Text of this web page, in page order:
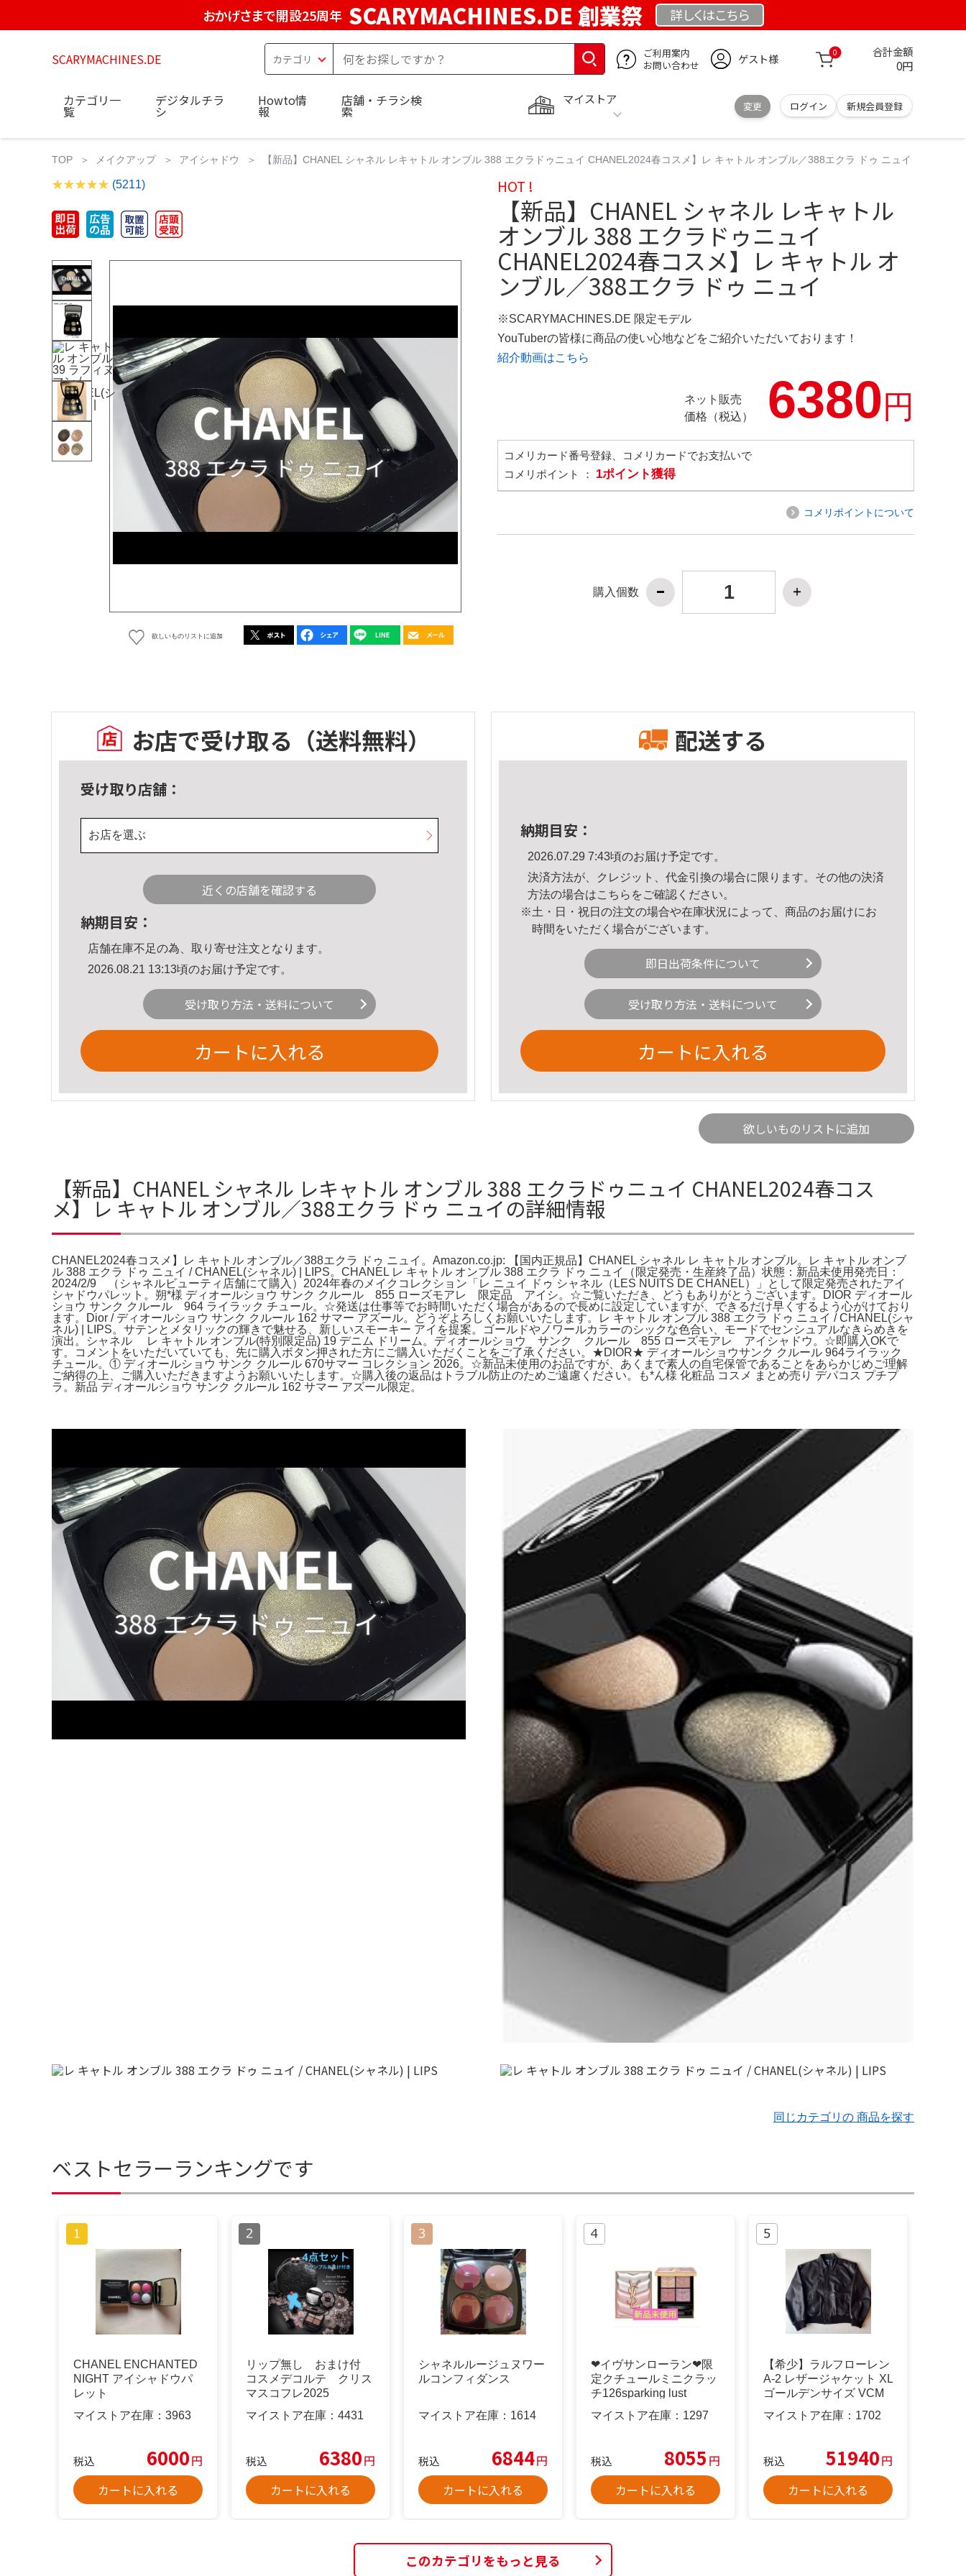
おかげさまで開設25周年 SCARYMACHINES.DE 創業祭 詳しくはこちら
SCARYMACHINES.DE
ご利用案内
お問い合わせ
ゲスト様 0 合計金額
0円
マイストア
変更 ログイン 新規会員登録
カテゴリ一
覧
デジタルチラ
シ
Howto情
報
店舗・チラシ検
索
TOP メイクアップ アイシャドウ 【新品】CHANEL シャネル レキャトル オンブル 388 エクラドゥニュイ CHANEL2024春コスメ】レ キャトル オンブル／388エクラ ドゥ ニュイ
(5211)
欲しいものリストに追加
HOT !
【新品】CHANEL シャネル レキャトル
オンブル 388 エクラドゥニュイ
CHANEL2024春コスメ】レ キャトル オ
ンブル／388エクラ ドゥ ニュイ
※SCARYMACHINES.DE 限定モデル
YouTuberの皆様に商品の使い心地などをご紹介いただいております！
紹介動画はこちら
ネット販売
価格（税込）
6380円
コメリカード番号登録、コメリカードでお支払いで
コメリポイント ： 1ポイント獲得
コメリポイントについて
購入個数
お店で受け取る （送料無料）
受け取り店舗：
お店を選ぶ
近くの店舗を確認する
納期目安：
店舗在庫不足の為、取り寄せ注文となります。
2026.08.21 13:13頃のお届け予定です。
受け取り方法・送料について
カートに入れる
配送する
納期目安：
2026.07.29 7:43頃のお届け予定です。
決済方法が、クレジット、代金引換の場合に限ります。その他の決済
方法の場合はこちら をご確認ください。
※土・日・祝日の注文の場合や在庫状況によって、商品のお届けにお
時間をいただく場合がございます。
即日出荷条件について
受け取り方法・送料について
カートに入れる
欲しいものリストに追加
【新品】CHANEL シャネル レキャトル オンブル 388 エクラドゥニュイ CHANEL2024春コス
メ】レ キャトル オンブル／388エクラ ドゥ ニュイの詳細情報
CHANEL2024春コスメ】レ キャトル オンブル／388エクラ ドゥ ニュイ。Amazon.co.jp: 【国内正規品】CHANEL シャネル レ キャトル オンブル。レ キャトル オンブ
ル 388 エクラ ドゥ ニュイ / CHANEL(シャネル) | LIPS。CHANEL レ キャトル オンブル 388 エクラ ドゥ ニュイ（限定発売・生産終了品）状態：新品未使用発売日：
2024/2/9 （シャネルビューティ店舗にて購入）2024年春のメイクコレクション「レ ニュイ ドゥ シャネル（LES NUITS DE CHANEL）」として限定発売されたアイ
シャドウパレット。朔*様 ディオールショウ サンク クルール 855 ローズモアレ 限定品 アイシ。☆ご覧いただき、どうもありがとうございます。DIOR ディオール
ショウ サンク クルール 964 ライラック チュール。☆発送は仕事等でお時間いただく場合があるので長めに設定していますが、できるだけ早くするよう心がけており
ます。Dior / ディオールショウ サンク クルール 162 サマー アズール。どうぞよろしくお願いいたします。レ キャトル オンブル 388 エクラ ドゥ ニュイ / CHANEL(シャ
ネル) | LIPS。サテンとメタリックの輝きで魅せる、新しいスモーキー アイを提案。ゴールドやノワールカラーのシックな色合い、モードでセンシュアルなきらめきを
演出。シャネル レ キャトル オンブル(特別限定品) 19 デニム ドリーム。ディオールショウ サンク クルール 855 ローズモアレ アイシャドウ。☆即購入OKで
す。コメントをいただいていても、先に購入ボタン押された方にご購入いただくことをご了承ください。★DIOR★ ディオールショウサンク クルール 964ライラック
チュール。① ディオールショウ サンク クルール 670サマー コレクション 2026。☆新品未使用のお品ですが、あくまで素人の自宅保管であることをあらかじめご理解
ご納得の上、ご購入いただきますようお願いいたします。☆購入後の返品はトラブル防止のためご遠慮ください。も*ん様 化粧品 コスメ まとめ売り デパコス プチプ
ラ。新品 ディオールショウ サンク クルール 162 サマー アズール限定。
同じカテゴリの 商品を探す
ベストセラーランキングです
CHANEL ENCHANTED
NIGHT アイシャドウパ
レット
マイストア在庫： 3963
税込 6000円
カートに入れる
リップ無し おまけ付
コスメデコルテ クリス
マスコフレ2025
マイストア在庫： 4431
税込 6380円
カートに入れる
シャネルルージュヌワー
ルコンフィダンス
マイストア在庫： 1614
税込 6844円
カートに入れる
❤︎イヴサンローラン❤︎限
定クチュールミニクラッ
チ126sparking lust
マイストア在庫： 1297
税込 8055 円
カートに入れる
【希少】ラルフローレン
A-2 レザージャケット XL
ゴールデンサイズ VCM
マイストア在庫： 1702
税込 51940円
カートに入れる
このカテゴリをもっと見る